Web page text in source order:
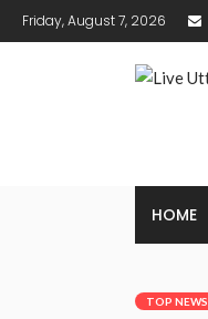
Friday, August 7, 2026
HOME
TOP NEWS